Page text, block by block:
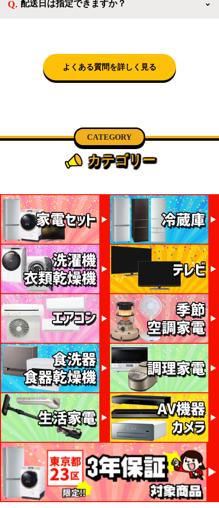
神奈川・千葉)において自社配送を選択いただくこと
配送日は指定できますか？
話にて日時決定に関するご連絡をさせて頂きます。
よくある質問を詳しく見る
CATEGORY
カテゴリー